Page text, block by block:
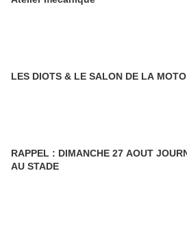
LES DIOTS & LE SALON DE LA MOTO
RAPPEL : DIMANCHE 27 AOUT JOURNEE SEP CONTRE SEP
AU STADE